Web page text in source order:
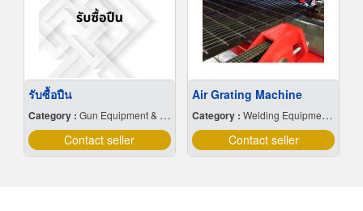
รับซื้อปืน
Category : Gun Equipment & Supplies
Contact seller
Air Grating Machine
Category : Welding Equipment & Supplies
Contact seller